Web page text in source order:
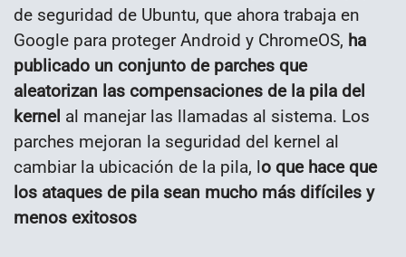
de seguridad de Ubuntu, que ahora trabaja en
Google para proteger Android y ChromeOS, ha
publicado un conjunto de parches que
aleatorizan las compensaciones de la pila del
kernel al manejar las llamadas al sistema. Los
parches mejoran la seguridad del kernel al
cambiar la ubicación de la pila, lo que hace que
los ataques de pila sean mucho más difíciles y
menos exitosos